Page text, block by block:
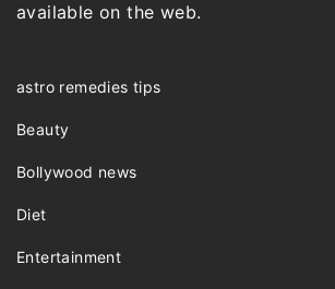
available on the web.
astro remedies tips
Beauty
Bollywood news
Diet
Entertainment